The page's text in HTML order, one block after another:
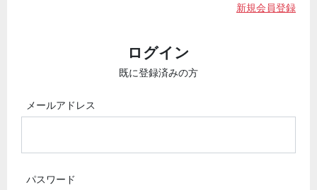
新規会員登録
ログイン
既に登録済みの方
メールアドレス
パスワード